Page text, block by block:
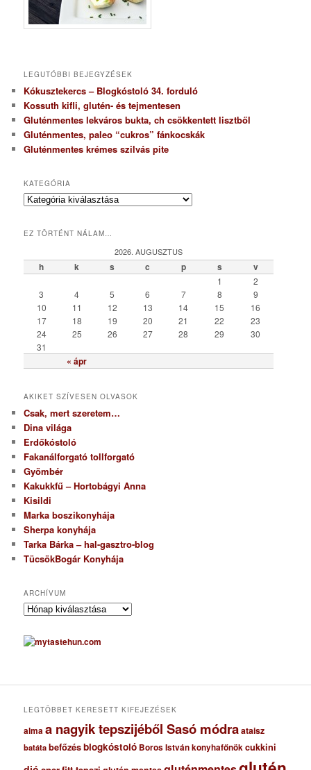
LEGUTÓBBI BEJEGYZÉSEK
Kókusztekercs – Blogkóstoló 34. forduló
Kossuth kifli, glutén- és tejmentesen
Gluténmentes lekváros bukta, ch csökkentett lisztből
Gluténmentes, paleo “cukros” fánkocskák
Gluténmentes krémes szilvás pite
KATEGÓRIA
K
e
r
EZ TÖRTÉNT NÁLAM…
2026. AUGUSZTUS
h k s c p s v
« ápr
1
2
3
4 5 6 7 8
9
10
11 12 13 14 15
16
17
18 19 20 21 22
23
24
25 26 27 28 29
30
31
AKIKET SZÍVESEN OLVASOK
Csak, mert szeretem…
Dina világa
Erdőkóstoló
Fakanálforgató tollforgató
Gyömbér
Kakukkfű – Hortobágyi Anna
Kisildi
Marka boszikonyhája
Sherpa konyhája
Tarka Bárka – hal-gasztro-blog
TücsökBogár Konyhája
ARCHÍVUM
A
c
h
u
LEGTÖBBET KERESETT KIFEJEZÉSEK
almaa nagyik tepszijéből Sasó módraataisz
batáta befőzésblogkóstoló Boros István konyhafőnökcukkini